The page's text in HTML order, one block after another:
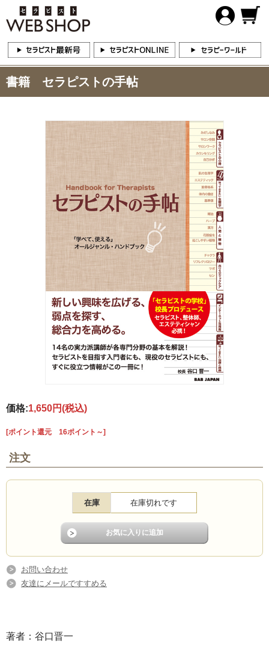
書籍 セラピストの手帖
価格:1,650円(税込)
[ポイント還元 16ポイント～]
注文
在庫 在庫切れです
お問い合わせ
友達にメールですすめる
著者：谷口晋一